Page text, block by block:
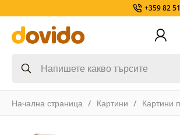
+359 82
Начална страница Картини Картини